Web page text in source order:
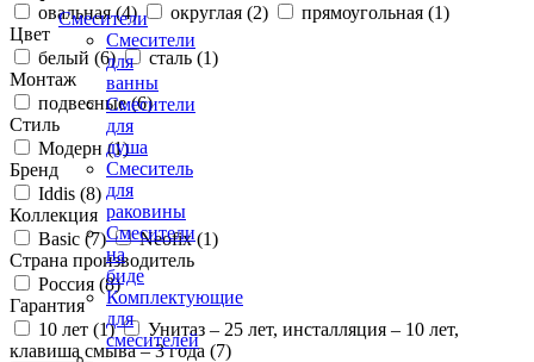
Смесители
Смесители
для
ванны
Смесители
для
душа
Смеситель
для
раковины
Смесители
на
биде
Комплектующие
для
смесителей
овальная (4) округлая (2) прямоугольная (1)
Цвет
белый (6) сталь (1)
Монтаж
подвесные (6)
Стиль
Модерн (1)
Бренд
Iddis (8)
Коллекция
Basic (7) Neofix (1)
Страна производитель
Россия (8)
Гарантия
10 лет (1)
Унитаз – 25 лет, инсталляция – 10 лет,
клавиша смыва – 3 года (7)